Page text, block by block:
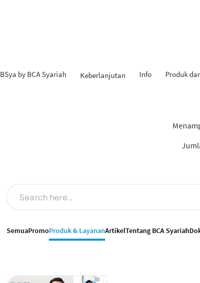
BSya by BCA Syariah Keberlanjutan Info Produk
SemuaPromoProduk & LayananArtikelTentang BCA Syariah